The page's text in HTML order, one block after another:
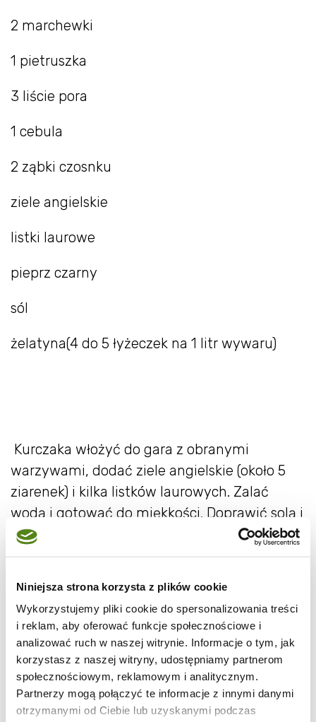
Niniejsza strona korzysta z plików cookie
Wykorzystujemy pliki cookie do spersonalizowania treści
i reklam, aby oferować funkcje społecznościowe i
analizować ruch w naszej witrynie. Informacje o tym, jak
korzystasz z naszej witryny, udostępniamy partnerom
społecznościowym, reklamowym i analitycznym.
Partnerzy mogą połączyć te informacje z innymi danymi
otrzymanymi od Ciebie lub uzyskanymi podczas
2 marchewki
1 pietruszka
3 liście pora
1 cebula
2 ząbki czosnku
ziele angielskie
listki laurowe
pieprz czarny
sól
żelatyna(4 do 5 łyżeczek na 1 litr wywaru)
Kurczaka włożyć do gara z obranymi
warzywami, dodać ziele angielskie (około 5
ziarenek) i kilka listków laurowych. Zalać
wodą i gotować do miękkości. Doprawić solą i
pieprzem do smaku. Po ugotowaniu wywar
przecedzić przez sitko. Mięso obrać, pokroić
cm.), wrzucić do małych salaterek. Dodać
zielony groszek i pokrojoną w plastry
marchewkę. Można dodać ugotowane jajko
pokrojone w plastry lub w ćwiartki.
Żelatynę rozpuścić w niewielkiej ilości
wywaru(ja rozpuściłam w 1/2 szklanki) a